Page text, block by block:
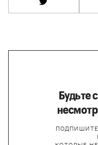
Будьте